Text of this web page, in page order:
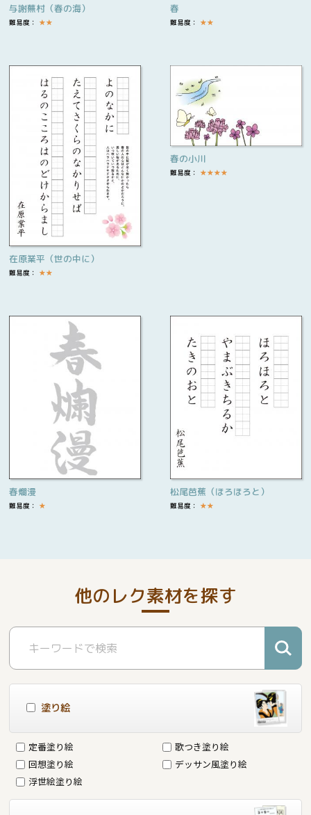
与謝蕪村（春の海）
難易度： ★★
春
難易度： ★★
在原業平（世の中に）
難易度： ★★
春の小川
難易度： ★★★★
春爛漫
難易度： ★
松尾芭蕉（ほろほろと）
難易度： ★★
他のレク素材を探す
塗り絵
定番塗り絵
歌つき塗り絵
回想塗り絵
デッサン風塗り絵
浮世絵塗り絵